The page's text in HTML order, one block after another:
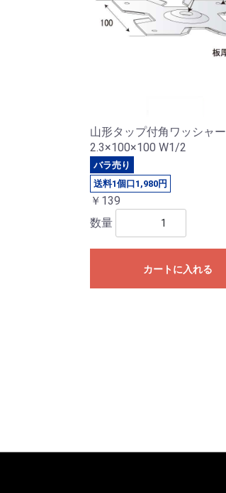
山形タップ付角ワッシャー
2.3×100×100 W1/2
バラ売り
送料1個口1,980円
￥139
数量
カートに入れる